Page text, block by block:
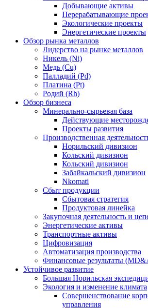
Добывающие активы
Перерабатывающие
Экологические проекты
Энергетические проекты
Обзор рынка металлов
Лидерство на рынке металлов
Никель (Ni)
Медь (Cu)
Палладий (Pd)
Платина (Pt)
Родий (Rh)
Обзор бизнеса
Минерально-сырьевая база
Действующие
Проекты развития
Производственная
Норильский дивизион
Кольский дивизион
Кольский дивизион
Забайкальский дивизион
Nkomati
Сбыт продукции
Сбытовая стратегия
Продуктовая линейка
Закупочная деятельность и
Энергетические активы
Транспортные активы
Цифровизация
Автоматизация производства
Финансовые результаты
Устойчивое развитие
Большая Норильская
Экология и изменение климата
Совершенствование
управления